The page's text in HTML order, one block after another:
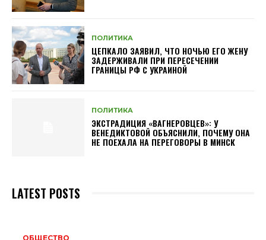
ПОЛИТИКА
ЦЕПКАЛО ЗАЯВИЛ, ЧТО НОЧЬЮ ЕГО ЖЕНУ
ЗАДЕРЖИВАЛИ ПРИ ПЕРЕСЕЧЕНИИ
ГРАНИЦЫ РФ С УКРАИНОЙ
ПОЛИТИКА
ЭКСТРАДИЦИЯ «ВАГНЕРОВЦЕВ»: У
ВЕНЕДИКТОВОЙ ОБЪЯСНИЛИ, ПОЧЕМУ ОНА
НЕ ПОЕХАЛА НА ПЕРЕГОВОРЫ В МИНСК
LATEST POSTS
ОБЩЕСТВО